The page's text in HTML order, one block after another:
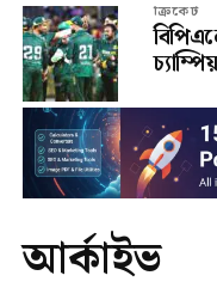
ক্রিকেট
আর্কাইভ